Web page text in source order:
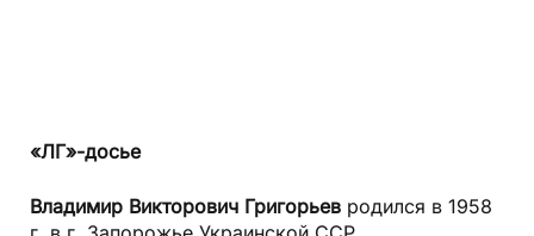
«ЛГ»-досье
Владимир Викторович Григорьев родился в 1958